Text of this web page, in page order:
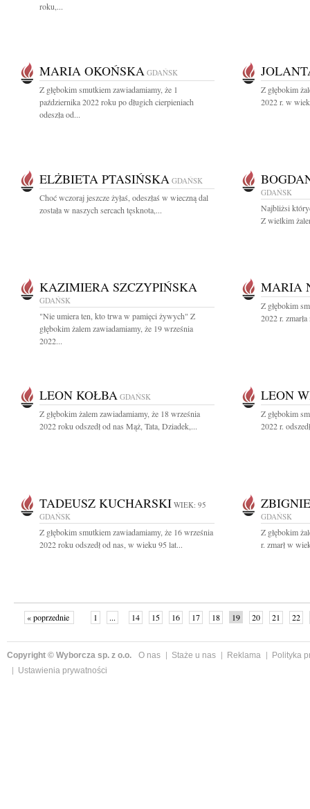
roku,...
MARIA OKOŃSKA GDAŃSK
Z głębokim smutkiem zawiadamiamy, że 1
października 2022 roku po długich cierpieniach
odeszła od...
Z głębokim
2022 r. w
ELŻBIETA PTASIŃSKA GDAŃSK
Choć wczoraj jeszcze żyłaś, odeszłaś w wieczną dal
została w naszych sercach tęsknota,...
GDAŃSK
Najbliżsi
Z wielkim
KAZIMIERA SZCZYPIŃSKA
GDAŃSK
"Nie umiera ten, kto trwa w pamięci żywych" Z
głębokim żalem zawiadamiamy, że 19 września
2022...
MARIA
Z głębokim
2022 r.
LEON KOŁBA GDAŃSK
Z głębokim żalem zawiadamiamy, że 18 września
2022 roku odszedł od nas Mąż, Tata, Dziadek,...
LEON
Z głębokim
2022 r.
TADEUSZ KUCHARSKI WIEK: 95
GDAŃSK
Z głębokim smutkiem zawiadamiamy, że 16 września
2022 roku odszedł od nas, w wieku 95 lat...
GDAŃSK
Z głębokim
r. zmarł w
« poprzednie 1 ... 14 15 16 17 18 19 20 21
22
Copyright © Wyborcza sp. z o.o. O nas Staże u nas Reklama
Polityka
Ustawienia prywatności